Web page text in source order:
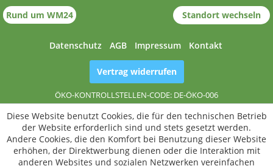
Datenschutz AGB Impressum Kontakt
Rund um WM24 Standort wechseln
Vertrag widerrufen
ÖKO-KONTROLLSTELLEN-CODE: DE-ÖKO-006
Diese Website benutzt Cookies, die für den technischen Betrieb
der Website erforderlich sind und stets gesetzt werden.
Andere Cookies, die den Komfort bei Benutzung dieser Website
erhöhen, der Direktwerbung dienen oder die Interaktion mit
anderen Websites und sozialen Netzwerken vereinfachen